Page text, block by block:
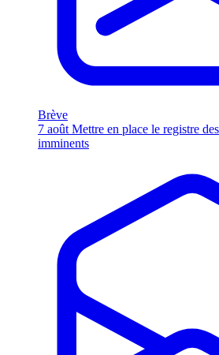
Brève
7 août Mettre en place le registre
imminents